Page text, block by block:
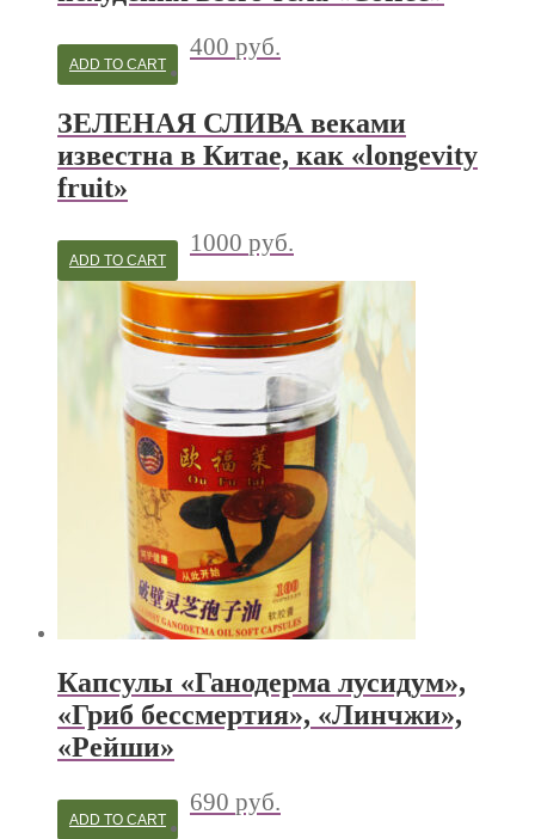
400 руб.
ADD TO CART
ЗЕЛЕНАЯ СЛИВА веками
известна в Китае, как «longevity
fruit»
1000 руб.
ADD TO CART
Капсулы «Ганодерма лусидум»,
«Гриб бессмертия», «Линчжи»,
«Рейши»
690 руб.
ADD TO CART